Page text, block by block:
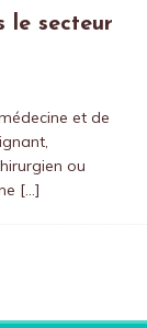
le secteur
et de
ou
[…]